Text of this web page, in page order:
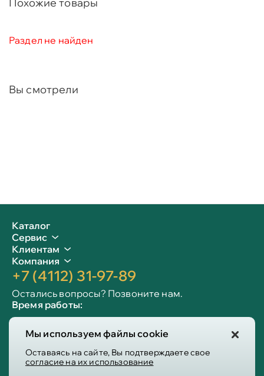
Мы используем файлы cookie
Оставаясь на сайте, Вы подтверждаете свое
согласие на их использование
Раздел не найден
Вы смотрели
Каталог
Сервис
Клиентам
Компания
+7 (4112) 31-97-89
Остались вопросы? Позвоните нам.
Время работы:
Сб-вс: 10:00 - 19:00
Info@victoria-mebel.ru